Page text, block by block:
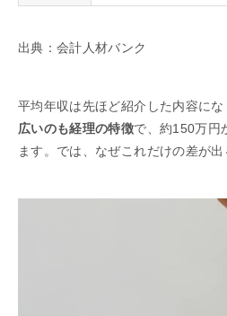
出典：会計人材バンク
平均年収は先ほど紹介した内容に
広いのも経理の特徴で、約150万円
ます。では、なぜこれだけの差が出